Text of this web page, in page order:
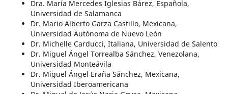
Dra. María Mercedes Iglesias Bárez, Española,
Universidad de Salamanca
Dr. Mario Alberto Garza Castillo, Mexicana,
Universidad Autónoma de Nuevo León
Dr. Michelle Carducci, Italiana, Universidad de Salento
Dr. Miguel Ángel Torrealba Sánchez, Venezolana,
Universidad Monteávila
Dr. Miguel Ángel Eraña Sánchez, Mexicana,
Universidad Iberoamericana